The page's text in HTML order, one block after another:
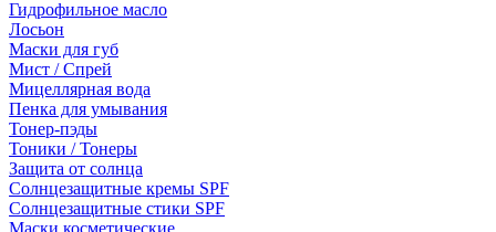
Гидрофильное масло
Лосьон
Маски для губ
Мист / Спрей
Мицеллярная вода
Пенка для умывания
Тонер-пэды
Тоники / Тонеры
Защита от солнца
Солнцезащитные кремы SPF
Солнцезащитные стики SPF
Маски косметические